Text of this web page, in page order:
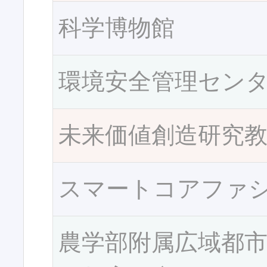
科学博物館
環境安全管理セン
未来価値創造研究
スマートコアファ
農学部附属広域都